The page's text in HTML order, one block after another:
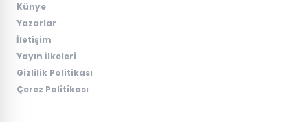
Künye
Yazarlar
İletişim
Yayın İlkeleri
Gizlilik Politikası
Çerez Politikası